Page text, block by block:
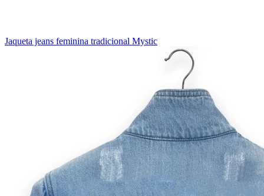
Jaqueta jeans feminina tradicional Mystic